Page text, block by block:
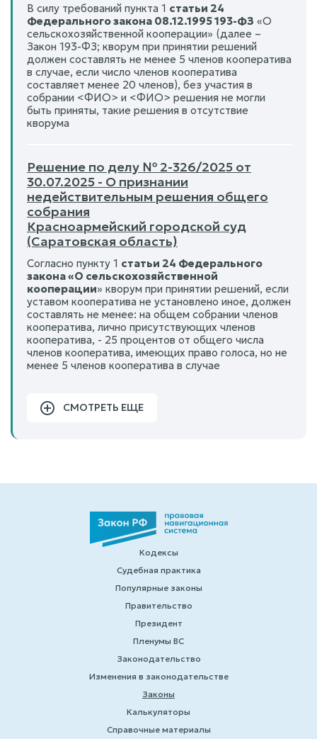
В силу требований пункта 1 статьи 24
Федерального закона 08.12.1995 193-ФЗ «О
сельскохозяйственной кооперации» (далее –
Закон 193-ФЗ; кворум при принятии решений
должен составлять не менее 5 членов кооператива
в случае, если число членов кооператива
составляет менее 20 членов), без участия в
собрании <ФИО> и <ФИО> решения не могли
быть приняты, такие решения в отсутствие
кворума
Решение по делу № 2-326/2025 от
30.07.2025 - О признании
недействительным решения общего
собрания
Красноармейский городской суд
(Саратовская область)
Согласно пункту 1 статьи 24 Федерального
закона «О сельскохозяйственной
кооперации» кворум при принятии решений, если
уставом кооператива не установлено иное, должен
составлять не менее: на общем собрании членов
кооператива, лично присутствующих членов
кооператива, - 25 процентов от общего числа
членов кооператива, имеющих право голоса, но не
менее 5 членов кооператива в случае
СМОТРЕТЬ ЕЩЕ
Кодексы
Судебная практика
Популярные законы
Правительство
Президент
Пленумы ВС
Законодательство
Изменения в законодательстве
Законы
Калькуляторы
Справочные материалы